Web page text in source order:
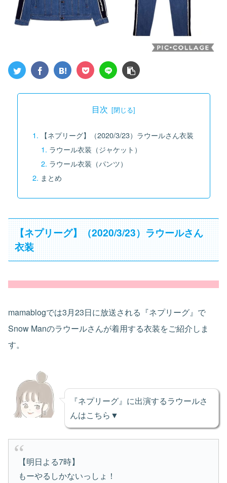
目次
【ネプリーグ】（2020/3/23）ラウールさん衣装
ラウール衣装（ジャケット）
ラウール衣装（パンツ）
まとめ
【ネプリーグ】（2020/3/23）ラウールさん
衣装
mamablogでは3月23日に放送される『ネプリーグ』で
Snow Manのラウールさんが着用する衣装をご紹介しま
す。
『ネプリーグ』に出演するラウールさ
んはこちら▼
【明日よる7時】
もーやるしかないっしょ！